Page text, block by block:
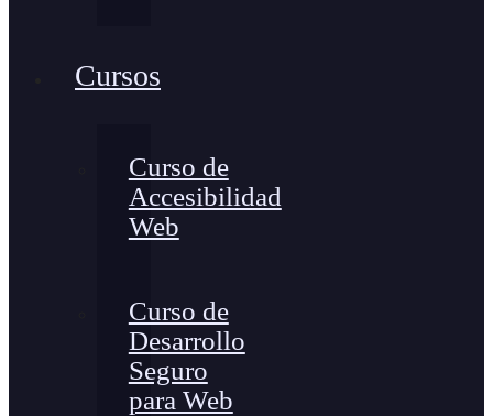
Cursos
Curso de
Accesibilidad
Web
Curso de
Desarrollo
Seguro
para Web